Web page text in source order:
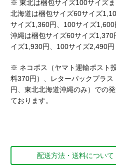
※ 東北は梱包サイズ100サイズ
北海道は梱包サイズ60サイズ
サイズ1,360円、100サイズ1,600
沖縄は梱包サイズ60サイズ1,370
イズ1,930円、100サイズ2,490円
※ ネコポス（ヤマト運輸ポスト
料370円）、レターパックプラス
円、東北北海道沖縄のみ）での
ております。
配送方法・送料について